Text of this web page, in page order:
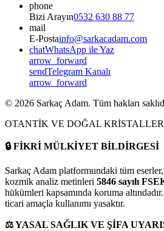
phone
Bizi Arayın0532 630 88 77
mail
E-Postainfo@sarkacadam.com
chatWhatsApp ile Yaz
arrow_forward
sendTelegram Kanalı
arrow_forward
© 2026 Sarkaç Adam. Tüm hakları
OTANTİK VE DOĞAL
🔒FİKRİ MÜLKİYET BİLDİRGESİ
Sarkaç Adam platformundaki tüm
kozmik analiz metinleri 5846 sayılı
hükümleri kapsamında koruma
ticari amaçla kullanımı yasaktır.
⚖️YASAL SAĞLIK VE ŞİFA